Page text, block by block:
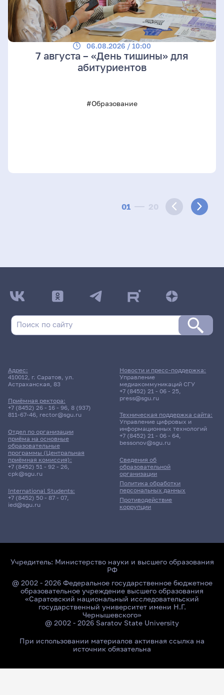
01 20
06.08.2026 / 10:00
7 августа – «День тишины» для
абитуриентов
#Образование
Адрес:
410012, г. Саратов, ул.
Астраханская, 83
Приёмная ректора:
+7 (8452) 26 - 16 - 96, 8 (937)
811-67-46, rector@sgu.ru
Отдел по организации
приёма на основные
образовательные
программы (Центральная
приёмная комиссия):
+7 (8452) 51 - 92 - 26,
cpk@sgu.ru
International Students:
+7 (8452) 50 - 87 - 07,
ied@sgu.ru
Сведения об
образовательной
организации
Политика обработки
персональных данных
Противодействие
коррупции
Новости и пресс-поддержка:
Управление
медиакоммуникаций СГУ
+7 (8452) 21 - 06 - 25,
press@sgu.ru
Техническая поддержка сайта:
Управление цифровых и
информационных технологий
+7 (8452) 21 - 06 - 64,
bessonov@sgu.ru
Учредитель: Министерство науки и высшего образования
РФ
@ 2002 - 2026 Федеральное государственное бюджетное
образовательное учреждение высшего образования
«Саратовский национальный исследовательский
государственный университет имени Н.Г.
Чернышевского»
@ 2002 - 2026 Saratov State University
При использовании материалов активная ссылка на
источник обязательна